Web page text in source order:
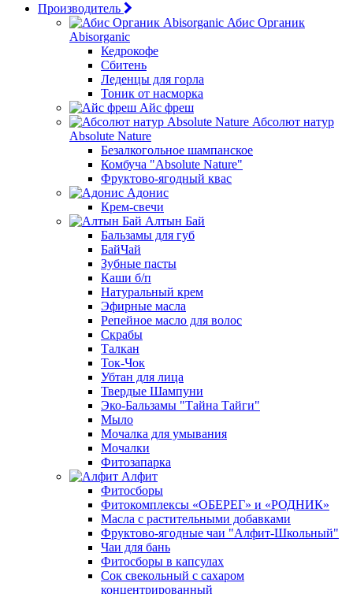
Производитель
Абис Органик
Abisorganic
Кедрокофе
Сбитень
Леденцы для горла
Тоник от насморка
Айс фреш
Абсолют натур
Absolute Nature
Безалкогольное шампанское
Комбуча "Absolute Nature"
Фруктово-ягодный квас
Адонис
Крем-свечи
Алтын Бай
Бальзамы для губ
БайЧай
Зубные пасты
Каши б/п
Натуральный крем
Эфирные масла
Репейное масло для волос
Скрабы
Талкан
Ток-Чок
Убтан для лица
Твердые Шампуни
Эко-Бальзамы "Тайна Тайги"
Мыло
Мочалка для умывания
Мочалки
Фитозапарка
Алфит
Фитосборы
Фитокомплексы «ОБЕРЕГ» и «РОДНИК»
Масла с растительными добавками
Фруктово-ягодные чаи "Алфит-Школьный"
Чаи для бань
Фитосборы в капсулах
Сок свекольный с сахаром
концентрированный